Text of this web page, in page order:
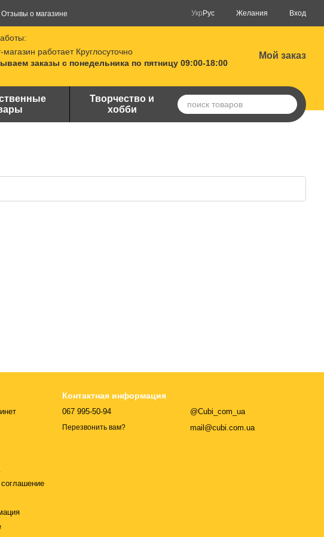
Отзывы о магазине Укр Рус Желания Вход
магазин работает Круглосуточно
заказы с понедельника по пятницу 09:00-18:00
Мой заказ
Творчество и
хобби
Контактная информация
067 995-50-94
Перезвонить вам?
@Cubi_com_ua
mail@cubi.com.ua